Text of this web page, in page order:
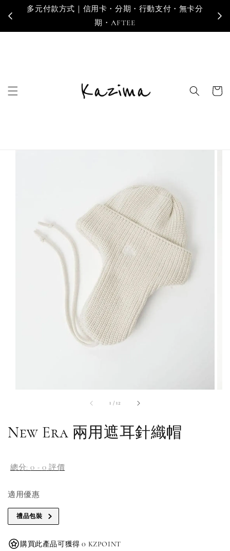
多元付款方式｜信用卡・分期・行動支付・無卡分
期・AFTEE
寄
1 / 12
New Era 兩用遮耳針織帽
總分:0 - 0 評價
適用優惠
禮品包裝
購買此產品可獲得 0 KZPOINT